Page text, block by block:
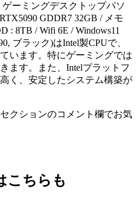
ーミングデスクトップパソ
GDDR7 32GB / メモ
: 8TB / Wifi 6E / Windows11
ブラック)はIntel製CPUで、
います。特にゲーミングでは
ます。また、Intelプラットフ
く、安定したシステム構築が
クションのコメント欄でお気
こちらも